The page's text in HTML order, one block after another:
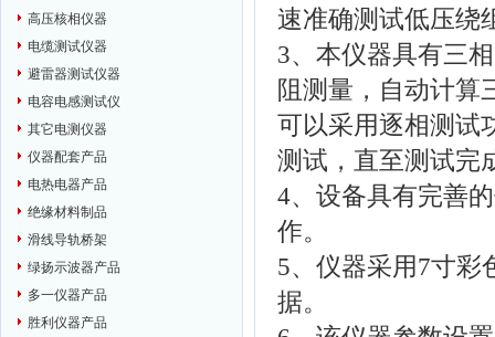
高压核相仪器
电缆测试仪器
避雷器测试仪器
电容电感测试仪
其它电测仪器
仪器配套产品
电热电器产品
绝缘材料制品
滑线导轨桥架
绿扬示波器产品
多一仪器产品
胜利仪器产品
速准确测试低压绕
3、本仪器具有三
阻测量，自动计算
可以采用逐相测试
测试，直至测试完
4、设备具有完善
作。
5、仪器采用7寸彩
据。